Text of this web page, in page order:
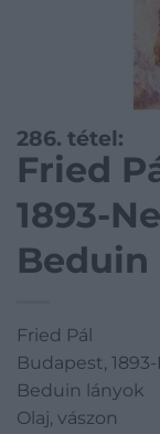
286. tétel:
Fried
1893-
Fried Pál
Budapest,
Beduin lányok
Olaj, vászon